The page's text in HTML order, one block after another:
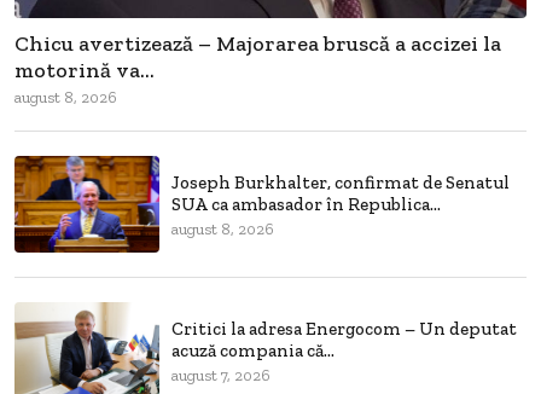
Chicu avertizează – Majorarea bruscă a accizei la
motorină va...
august 8, 2026
Joseph Burkhalter, confirmat de Senatul
SUA ca ambasador în Republica...
august 8, 2026
Critici la adresa Energocom – Un deputat
acuză compania că...
august 7, 2026